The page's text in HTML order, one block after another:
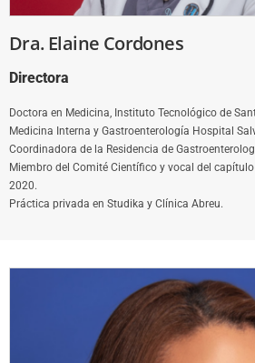
Dra. Elaine Cordones
Directora
Doctora en Medicina, Instituto Tecnológico de
Medicina Interna y Gastroenterología Hospital
Coordinadora de la Residencia de
Miembro del Comité Científico y vocal del
2020.
Práctica privada en Studika y Clínica Abreu.